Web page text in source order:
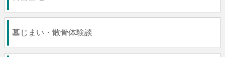
墓じまい・散骨体験談